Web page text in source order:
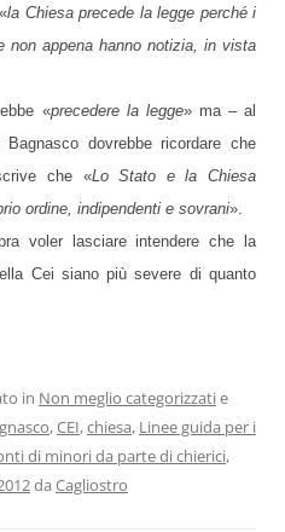
la Chiesa precede la legge perché i
non appena hanno notizia, in vista
«precedere la legge» ma – al
Bagnasco dovrebbe ricordare che
che «Lo Stato e la Chiesa
ordine, indipendenti e sovrani».
voler lasciare intendere che la
Cei siano più severe di quanto
in Non meglio categorizzatie
,CEI,chiesa, Linee guida per i
di minori da parte di chierici,
da Cagliostro